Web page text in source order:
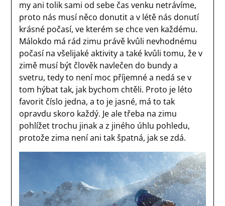
my ani tolik sami od sebe čas venku netrávíme,
proto nás musí něco donutit a v létě nás donutí
krásné počasí, ve kterém se chce ven každému.
Málokdo má rád zimu právě kvůli nevhodnému
počasí na všelijaké aktivity a také kvůli tomu, že v
zimě musí být člověk navlečen do bundy a
svetru, tedy to není moc příjemné a nedá se v
tom hýbat tak, jak bychom chtěli. Proto je léto
favorit číslo jedna, a to je jasné, má to tak
opravdu skoro každý. Je ale třeba na zimu
pohlížet trochu jinak a z jiného úhlu pohledu,
protože zima není ani tak špatná, jak se zdá.